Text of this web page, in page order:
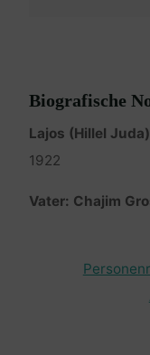
Biografische
Lajos (Hillel
1922
Vater: Chajim